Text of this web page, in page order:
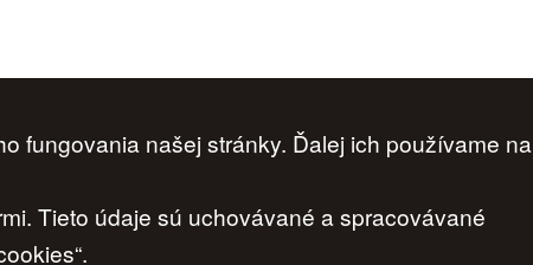
fungovania našej stránky. Ďalej ich používame na
Tieto údaje sú uchovávané a spracovávané